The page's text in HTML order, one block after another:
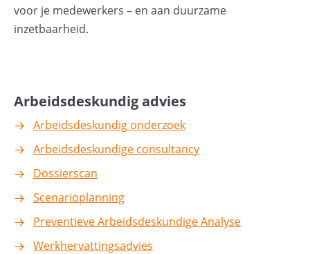
voor je medewerkers – en aan duurzame
inzetbaarheid.
Arbeidsdeskundig advies
Arbeidsdeskundig onderzoek
Arbeidsdeskundige consultancy
Dossierscan
Scenarioplanning
Preventieve Arbeidsdeskundige Analyse
Werkhervattingsadvies